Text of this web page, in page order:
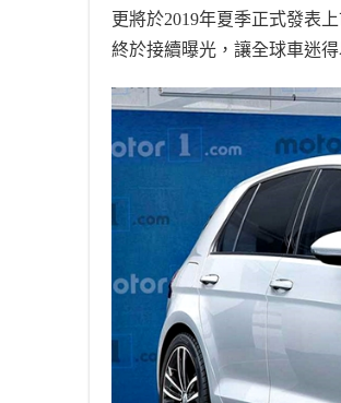
更將於2019年夏季正式發表
終於接續曝光，讓全球車迷